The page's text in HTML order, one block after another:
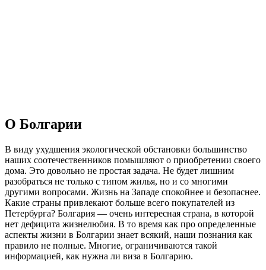
О Болгарии
В виду ухудшения экологической обстановки большинство
наших соотечественников помышляют о приобретении своего
дома. Это довольно не простая задача. Не будет лишним
разобраться не только с типом жилья, но и со многими
другими вопросами. Жизнь на Западе спокойнее и безопаснее.
Какие страны привлекают больше всего покупателей из
Петербурга? Болгария — очень интересная страна, в которой
нет дефицита жизнелюбия. В то время как про определенные
аспекты жизни в Болгарии знает всякий, наши познания как
правило не полные. Многие, ограничиваются такой
информацией, как нужна ли виза в Болгарию.